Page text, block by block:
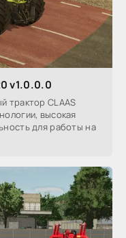
v1.0.0.0
трактор CLAAS
высокая
для работы на